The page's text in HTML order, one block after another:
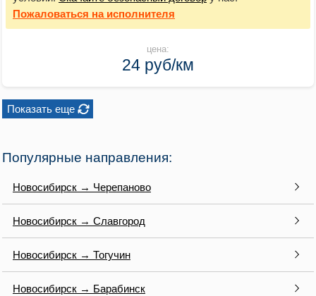
Пожаловаться на исполнителя
цена:
24 руб/км
Показать еще
Популярные направления:
Новосибирск → Черепаново
Новосибирск → Славгород
Новосибирск → Тогучин
Новосибирск → Барабинск